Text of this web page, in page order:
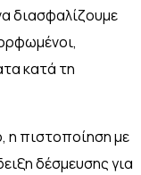
διασφαλίζουμε
κατά τη
η πιστοποίηση με
δέσμευσης για